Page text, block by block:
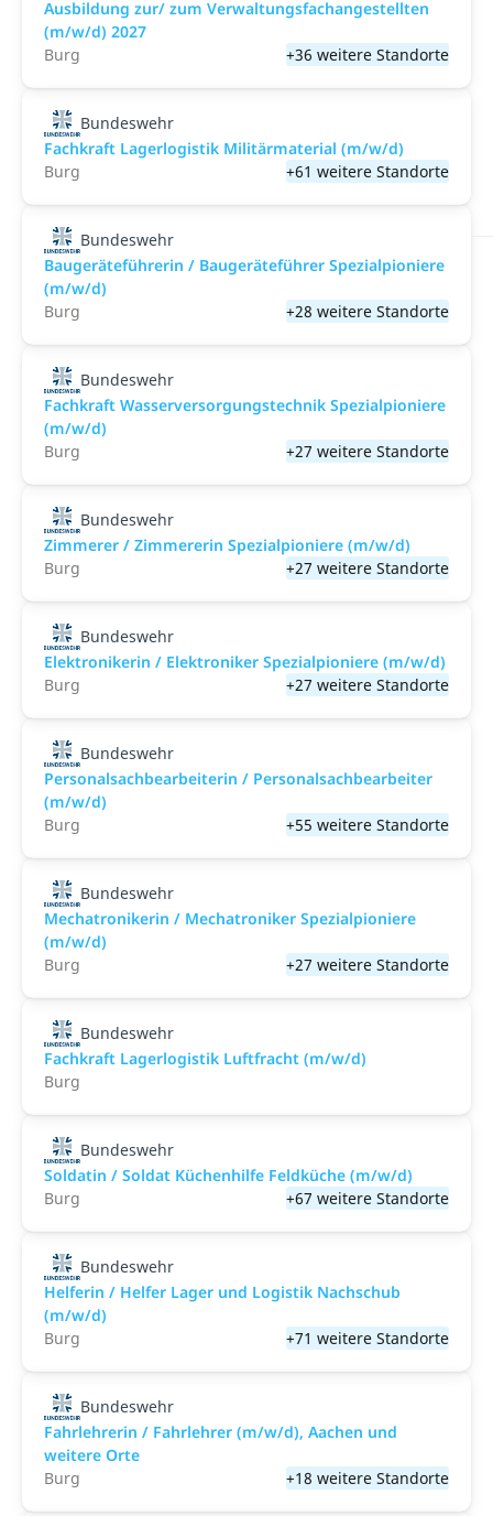
Ausbildung zur/ zum Verwaltungsfachangestellten
(m/w/d) 2027
Burg
+36 weitere Standorte
Bundeswehr
Fachkraft Lagerlogistik Militärmaterial (m/w/d)
Burg
+61 weitere Standorte
Bundeswehr
Baugeräteführerin / Baugeräteführer Spezialpioniere
(m/w/d)
Burg
+28 weitere Standorte
Bundeswehr
Fachkraft Wasserversorgungstechnik Spezialpioniere
(m/w/d)
Burg
+27 weitere Standorte
Bundeswehr
Zimmerer / Zimmererin Spezialpioniere (m/w/d)
Burg
+27 weitere Standorte
Bundeswehr
Elektronikerin / Elektroniker Spezialpioniere (m/w/d)
Burg
+27 weitere Standorte
Bundeswehr
Personalsachbearbeiterin / Personalsachbearbeiter
(m/w/d)
Burg
+55 weitere Standorte
Bundeswehr
Mechatronikerin / Mechatroniker Spezialpioniere
(m/w/d)
Burg
+27 weitere Standorte
Bundeswehr
Fachkraft Lagerlogistik Luftfracht (m/w/d)
Burg
Bundeswehr
Soldatin / Soldat Küchenhilfe Feldküche (m/w/d)
Burg
+67 weitere Standorte
Bundeswehr
Helferin / Helfer Lager und Logistik Nachschub
(m/w/d)
Burg
+71 weitere Standorte
Bundeswehr
Fahrlehrerin / Fahrlehrer (m/w/d), Aachen und
weitere Orte
Burg
+18 weitere Standorte